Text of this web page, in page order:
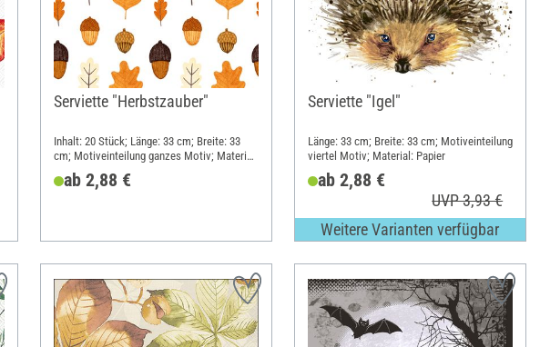
Serviette "Herbstzauber"
Inhalt: 20 Stück; Länge: 33 cm; Breite: 33
cm; Motiveinteilung ganzes Motiv; Material:
Papier
ab 2,88 €
Serviette "Igel"
Länge: 33 cm; Breite: 33 cm; Motiveinteilung
viertel Motiv; Material: Papier
ab 2,88 €
UVP 3,93 €
Weitere Varianten verfügbar